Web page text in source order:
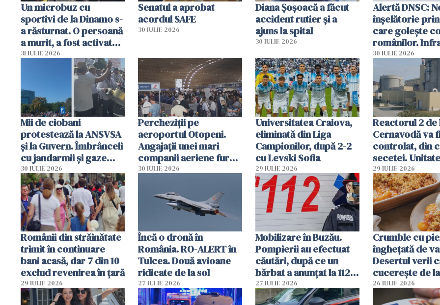
Un microbuz cu
sportivi de la Dinamo s-
a răsturnat. O persoană
a murit, a fost activat
planul roșu de
31 IULIE 2026
Senatul a aprobat
acordul SAFE
30 IULIE 2026
Diana Șoșoacă a făcut
accident rutier și a
ajuns la spital
30 IULIE 2026
Alertă DNSC:
înșelătorie prin
care golește
românilor.
folosesc
Ghișeul.ro și
Române
30 IULIE 2026
Mii de ciobani
protestează la ANSVSA
și la Guvern. Îmbrânceli
cu jandarmii și gaze
lacrimogene
30 IULIE 2026
Percheziții pe
aeroportul Otopeni.
Angajații unei mari
companii aeriene furau
parfumuri, ceasuri și
vânzării
30 IULIE 2026
Universitatea Craiova,
eliminată din Liga
Campionilor, după 2-2
cu Levski Sofia
29 IULIE 2026
Reactorul 2 de
Cernavodă va
controlat, din
secetei.
deja oprită
29 IULIE 2026
Românii din străinătate
trimit în continuare
bani acasă, dar 7 din 10
exclud revenirea în țară
29 IULIE 2026
Încă o dronă în
România. RO-ALERT în
Tulcea. Două avioane
ridicate de la sol
27 IULIE 2026
Mobilizare în Buzău.
Pompierii au efectuat
căutări, după ce un
bărbat a anunțat la 112
că a văzut un obiect
luminos
27 IULIE 2026
Crumble cu
înghețată de
Desertul verii
cucerește de
lingură
26 IULIE 2026